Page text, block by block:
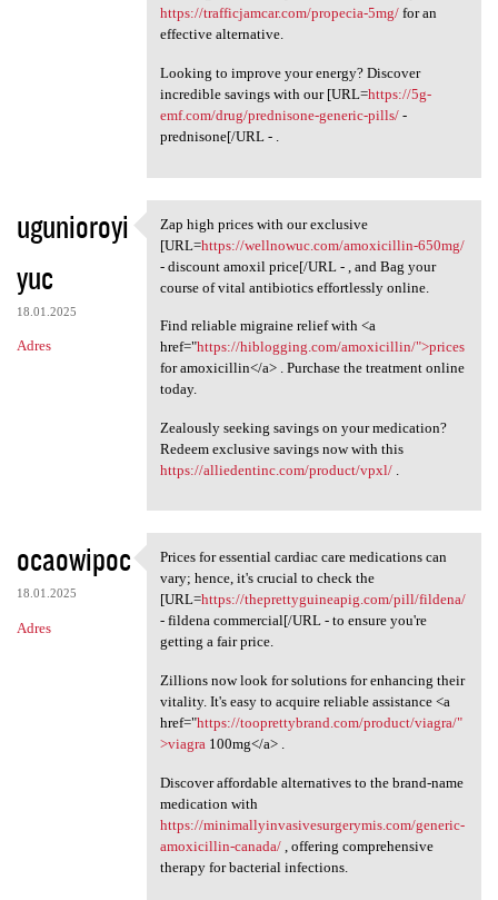
https://trafficjamcar.com/propecia-5mg/for an
effective alternative.
Looking to improve your energy? Discover
incredible savings with our [URL=https://5g-
emf.com/drug/prednisone-generic-pills/-
prednisone[/URL - .
ugunioroyi
yuc
18.01.2025
Adres
Zap high prices with our
Zap high prices with our exclusive
[URL=https://wellnowuc.com/amoxicillin-650mg/
- discount amoxil price[/URL - , and Bag your
course of vital antibiotics effortlessly online.
Find reliable migraine relief with <a
href="https://hiblogging.com/amoxicillin/">prices
for amoxicillin</a> . Purchase the treatment online
today.
Zealously seeking savings on your medication?
Redeem exclusive savings now with this
https://alliedentinc.com/product/vpxl/.
ocaowipoc
18.01.2025
Adres
Prices for essential cardiac
Prices for essential cardiac care medications can
vary; hence, it's crucial to check the
[URL=https://theprettyguineapig.com/pill/fildena/
- fildena commercial[/URL - to ensure you're
getting a fair price.
Zillions now look for solutions for enhancing their
vitality. It's easy to acquire reliable assistance <a
href="https://tooprettybrand.com/product/viagra/"
>viagra100mg</a> .
Discover affordable alternatives to the brand-name
medication with
https://minimallyinvasivesurgerymis.com/generic-
amoxicillin-canada/, offering comprehensive
therapy for bacterial infections.